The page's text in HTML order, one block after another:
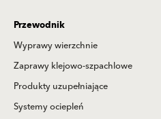
Przewodnik
Wyprawy wierzchnie
Zaprawy klejowo-szpachlowe
Produkty uzupełniające
Systemy ociepleń